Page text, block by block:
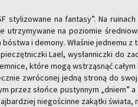
sty­li­zo­wa­ne na fan­ta­sy”. Na
utrzy­my­wa­ne na po­zio­mie
i de­mo­ny. Wła­śnie jed­ne­mu z
Lael, wy­słan­nicz­ki do
które mogą wstrzą­snąć
zwró­co­nej jedną stro­ną do
przez słoń­ce pu­styn­nym „dniem”
nie­go­ścin­ne za­kąt­ki